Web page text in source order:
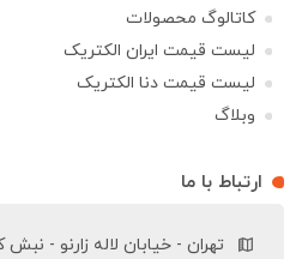
کاتالوگ محصولات
لیست قیمت ایران الکتریک
لیست قیمت دنا الکتریک
وبلاگ
ارتباط با ما
تهران - خیابان لاله زارنو -